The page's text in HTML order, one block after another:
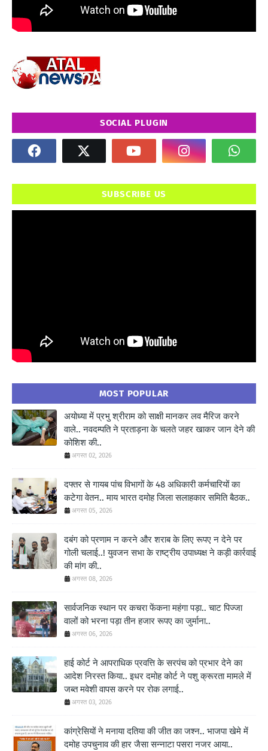
SOCIAL PLUGIN
SUBSCRIBE US
MOST POPULAR
अयोध्या में प्रभु श्रीराम को साक्षी मानकर लव मैरिज करने
वाले.. नवदम्पति ने प्रताड़ना के चलते जहर खाकर जान देने की
कोशिश की..
अगस्त 02, 2026
दफ्तर से गायब पांच विभागों के 48 अधिकारी कर्मचारियों का
कटेगा वेतन.. माय भारत दमोह जिला सलाहकार समिति बैठक..
अगस्त 05, 2026
दबंग को प्रणाम न करने और शराब के लिए रूपए न देने पर
गोली चलाई..! युवजन सभा के राष्ट्रीय उपाध्यक्ष ने कड़ी कार्रवाई
की मांग की..
अगस्त 08, 2026
सार्वजनिक स्थान पर कचरा फेंकना महंगा पड़ा.. चाट पिज्जा
वालों को भरना पड़ा तीन हजार रूपए का जुर्माना..
अगस्त 06, 2026
हाई कोर्ट ने आपराधिक प्रवत्ति के सरपंच को प्रभार देने का
आदेश निरस्त किया.. इधर दमोह कोर्ट ने पशु क्रूरता मामले में
जब्त मवेशी वापस करने पर रोक लगाई..
अगस्त 03, 2026
कांग्रेसियों ने मनाया दतिया की जीत का जश्न.. भाजपा खेमे में
दमोह उपचुनाव की हार जैसा सन्नाटा पसरा नजर आया..